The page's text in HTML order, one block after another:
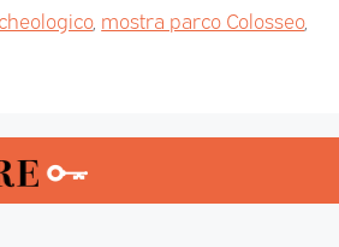
, mostra parco Colosseo,